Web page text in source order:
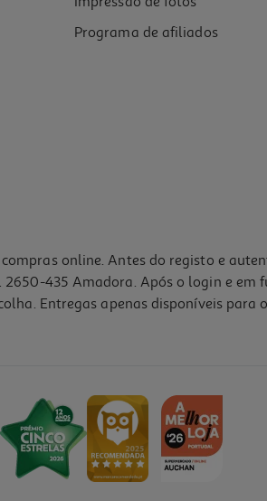
Programa de afiliados
online. Antes do registo e
435 Amadora. Após o login e em
Entregas apenas disponíveis